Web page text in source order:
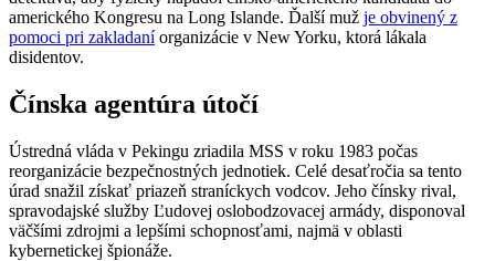
amerického Kongresu na Long Islande. Ďalší muž je obvinený z
pomoci pri zakladaníorganizácie v New Yorku, ktorá lákala
disidentov.
Čínska agentúra útočí
Ústredná vláda v Pekingu zriadila MSS v roku 1983 počas
reorganizácie bezpečnostných jednotiek. Celé desaťročia sa tento
úrad snažil získať priazeň straníckych vodcov. Jeho čínsky rival,
spravodajské služby Ľudovej oslobodzovacej armády, disponoval
väčšími zdrojmi a lepšími schopnosťami, najmä v oblasti
kybernetickej špionáže.